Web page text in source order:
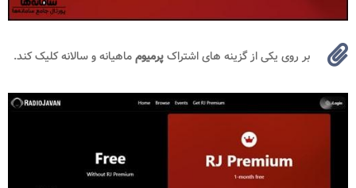
بر روی یکی از گزینه های اشتراکپرمیومماهیانه و سالانه کلیک کند.